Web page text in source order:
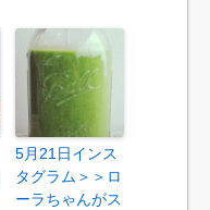
5月21日インス
タグラム＞＞ロ
ーラちゃんがス